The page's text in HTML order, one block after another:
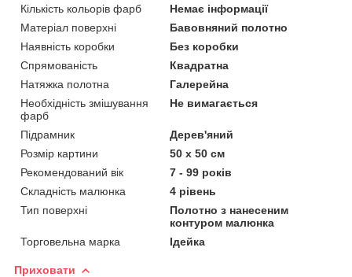
Кількість кольорів фарб
Немає інформації
Матеріал поверхні
Бавовняний полотно
Наявність коробки
Без коробки
Спрямованість
Квадратна
Натяжка полотна
Галерейна
Необхідність змішування
фарб
Не вимагається
Підрамник
Дерев'яний
Розмір картини
50 х 50 см
Рекомендований вік
7 - 99 років
Складність малюнка
4 рівень
Тип поверхні
Полотно з нанесеним
контуром малюнка
Торговельна марка
Ідейка
Приховати